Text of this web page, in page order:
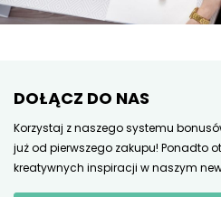
DOŁĄCZ DO NAS
Korzystaj z naszego systemu
już od pierwszego zakupu! Ponadto
kreatywnych inspiracji w naszym